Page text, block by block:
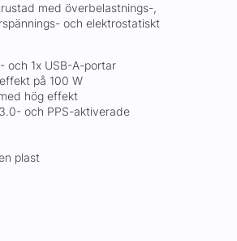
med överbelastnings-,
och elektrostatiskt
och 1x USB-A-portar
på 100 W
hög effekt
och PPS-aktiverade
plast